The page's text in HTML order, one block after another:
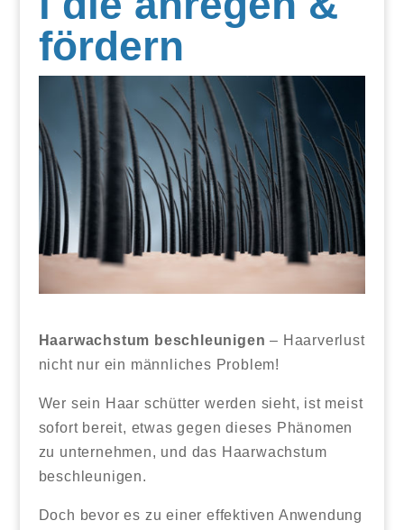
fördern
Haarwachstum beschleunigen – Haarverlust
nicht nur ein männliches Problem!
Wer sein Haar schütter werden sieht, ist meist
sofort bereit, etwas gegen dieses Phänomen
zu unternehmen, und das Haarwachstum
beschleunigen.
Doch bevor es zu einer effektiven Anwendung